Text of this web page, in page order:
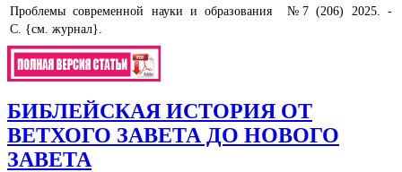
Проблемы современной науки и образования №7 (206) 2025. -
С. {см. журнал}.
БИБЛЕЙСКАЯ ИСТОРИЯ ОТ
ВЕТХОГО ЗАВЕТА ДО НОВОГО
ЗАВЕТА